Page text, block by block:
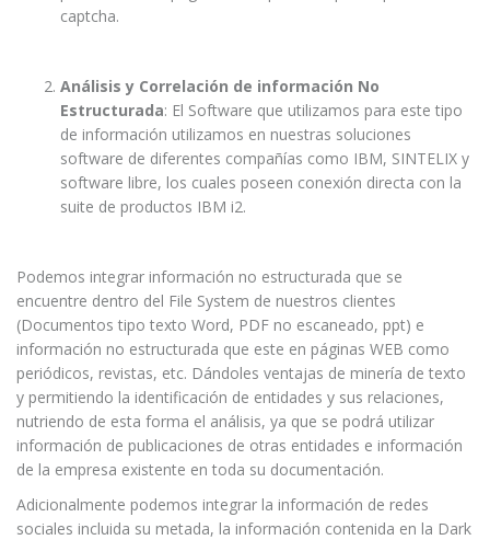
captcha.
Análisis y Correlación de información No
Estructurada: El Software que utilizamos para este tipo
de información utilizamos en nuestras soluciones
software de diferentes compañías como IBM, SINTELIX y
software libre, los cuales poseen conexión directa con la
suite de productos IBM i2.
Podemos integrar información no estructurada que se
encuentre dentro del File System de nuestros clientes
(Documentos tipo texto Word, PDF no escaneado, ppt) e
información no estructurada que este en páginas WEB como
periódicos, revistas, etc. Dándoles ventajas de minería de texto
y permitiendo la identificación de entidades y sus relaciones,
nutriendo de esta forma el análisis, ya que se podrá utilizar
información de publicaciones de otras entidades e información
de la empresa existente en toda su documentación.
Adicionalmente podemos integrar la información de redes
sociales incluida su metada, la información contenida en la Dark